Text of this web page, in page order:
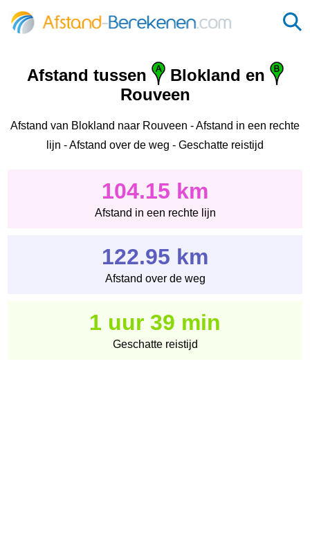
Afstand tussen
Blokland en
Rouveen
Afstand van Blokland naar Rouveen - Afstand in een rechte
lijn - Afstand over de weg - Geschatte reistijd
104.15 km
Afstand in een rechte lijn
122.95 km
Afstand over de weg
1 uur 39 min
Geschatte reistijd